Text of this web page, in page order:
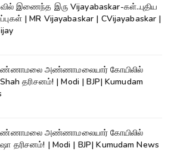
இணைந்த இரு Vijayabaskar-கள்..புதிய
| MR Vijayabaskar | CVijayabaskar |
அண்ணாமலையார் கோயிலில்
தரிசனம்! | Modi | BJP| Kumudam
அண்ணாமலையார் கோயிலில்
| Modi | BJP| Kumudam News